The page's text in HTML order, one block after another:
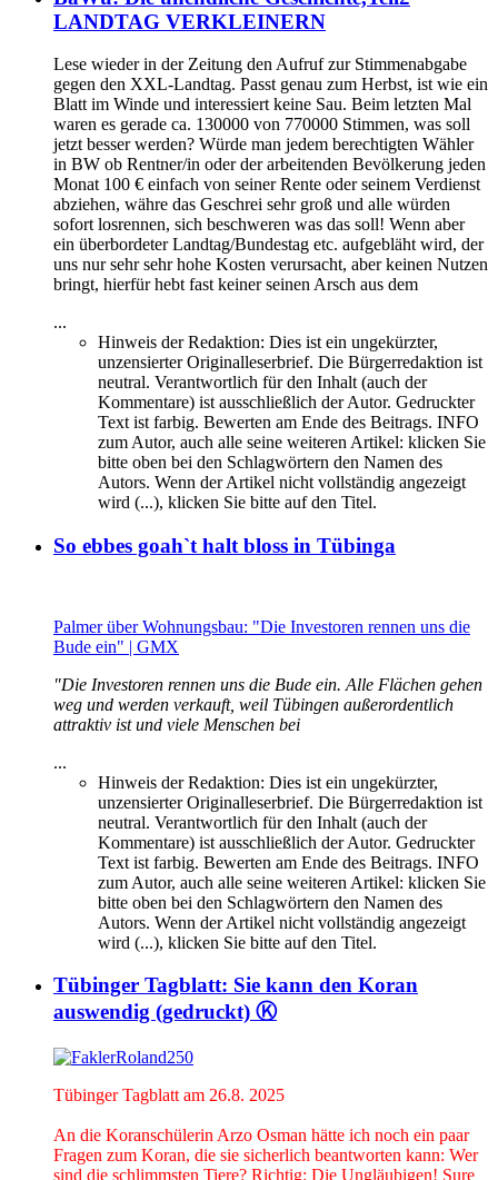
LANDTAG VERKLEINERN
Lese wieder in der Zeitung den Aufruf zur Stimmenabgabe
gegen den XXL-Landtag. Passt genau zum Herbst, ist wie ein
Blatt im Winde und interessiert keine Sau. Beim letzten Mal
waren es gerade ca. 130000 von 770000 Stimmen, was soll
jetzt besser werden? Würde man jedem berechtigten Wähler
in BW ob Rentner/in oder der arbeitenden Bevölkerung jeden
Monat 100 € einfach von seiner Rente oder seinem Verdienst
abziehen, währe das Geschrei sehr groß und alle würden
sofort losrennen, sich beschweren was das soll! Wenn aber
ein überbordeter Landtag/Bundestag etc. aufgebläht wird, der
uns nur sehr sehr hohe Kosten verursacht, aber keinen Nutzen
bringt, hierfür hebt fast keiner seinen Arsch aus dem
...
Hinweis der Redaktion: Dies ist ein ungekürzter,
unzensierter Originalleserbrief. Die Bürgerredaktion ist
neutral. Verantwortlich für den Inhalt (auch der
Kommentare) ist ausschließlich der Autor. Gedruckter
Text ist farbig. Bewerten am Ende des Beitrags. INFO
zum Autor, auch alle seine weiteren Artikel: klicken Sie
bitte oben bei den Schlagwörtern den Namen des
Autors. Wenn der Artikel nicht vollständig angezeigt
wird (...), klicken Sie bitte auf den Titel.
So ebbes goah`t halt bloss in Tübinga
Palmer über Wohnungsbau: "Die Investoren rennen uns die
Bude ein" | GMX
"Die Investoren rennen uns die Bude ein. Alle Flächen gehen
weg und werden verkauft, weil Tübingen außerordentlich
attraktiv ist und viele Menschen bei
...
Hinweis der Redaktion: Dies ist ein ungekürzter,
unzensierter Originalleserbrief. Die Bürgerredaktion ist
neutral. Verantwortlich für den Inhalt (auch der
Kommentare) ist ausschließlich der Autor. Gedruckter
Text ist farbig. Bewerten am Ende des Beitrags. INFO
zum Autor, auch alle seine weiteren Artikel: klicken Sie
bitte oben bei den Schlagwörtern den Namen des
Autors. Wenn der Artikel nicht vollständig angezeigt
wird (...), klicken Sie bitte auf den Titel.
Tübinger Tagblatt: Sie kann den Koran
auswendig (gedruckt) Ⓚ
Tübinger Tagblatt am 26.8. 2025
An die Koranschülerin Arzo Osman hätte ich noch ein paar
Fragen zum Koran, die sie sicherlich beantworten kann: Wer
sind die schlimmsten Tiere? Richtig: Die Ungläubigen! Sure